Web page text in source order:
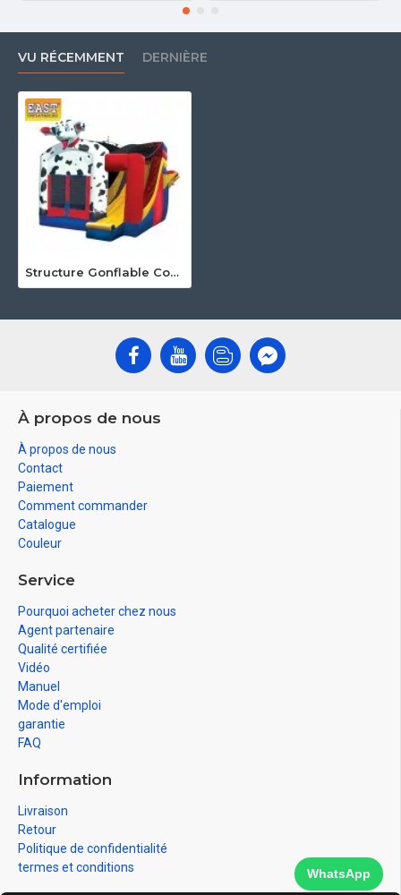
VU RÉCEMMENT DERNIÈRE
Structure Gonflable Combinée Dalmate
À propos de nous
À propos de nous
Contact
Paiement
Comment commander
Catalogue
Couleur
Service
Pourquoi acheter chez nous
Agent partenaire
Qualité certifiée
Vidéo
Manuel
Mode d'emploi
garantie
FAQ
Information
Livraison
Retour
Politique de confidentialité
termes et conditions
WhatsApp